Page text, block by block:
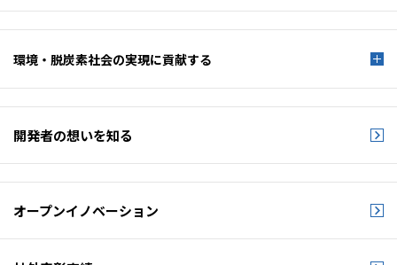
環境・脱炭素社会の実現に貢献する
開発者の想いを知る
オープンイノベーション